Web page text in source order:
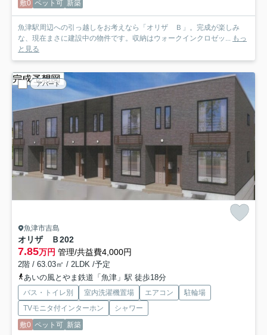
敷0 ペット可 新築
魚津駅周辺への引っ越しをお考えなら「オリザ Ｂ」。完成が楽しみ
な、現在まさに建設中の物件です。収納はウォークインクロゼッ...
もっ
と見る
アパート
魚津市吉島
オリザ Ｂ202
7.85万円 管理/共益費4,000円
2階 / 63.03㎡ / 2LDK /予定
あいの風とやま鉄道「魚津」駅 徒歩18分
バス・トイレ別 室内洗濯機置場 エアコン
駐輪場
TVモニタ付インターホン
シャワー
敷0 ペット可 新築